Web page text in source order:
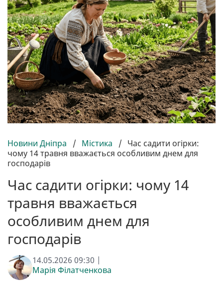
Новини Дніпра / Містика / Час садити огірки:
чому 14 травня вважається особливим днем для
господарів
Час садити огірки: чому 14
травня вважається
особливим днем для
господарів
14.05.2026 09:30 |
Марія Філатченкова